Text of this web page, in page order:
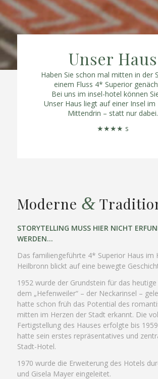
Unser Haus
Haben Sie schon mal mitten in der
einem Fluss 4* Superior
Bei uns im insel-hotel können
Unser Haus liegt auf einer Insel im
Mittendrin – statt nur dabei.
★★★★ s
Moderne &
STORYTELLING MUSS HIER NICHT
WERDEN…
Das familiengeführte 4* Superior Haus im
Heilbronn blickt auf eine bewegte
1952 wurde der Grundstein für das
dem „Hefenweiler“ – der Neckarinsel –
hatte schon früh das Potential des
mitten im Herzen der Stadt erkannt. Die
Fertigstellung des Hauses erfolgte bis
hatte sein erstes repräsentatives und
Stadt-Hotel.
1970 wurde die Erweiterung des Hotels
und Gisela Mayer eingeleitet.